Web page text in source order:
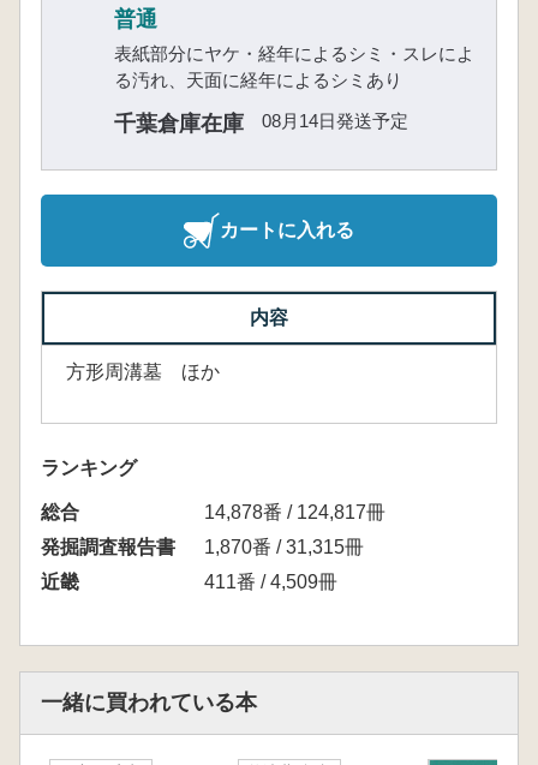
普通
表紙部分にヤケ・経年によるシミ・スレによ
る汚れ、天面に経年によるシミあり
千葉倉庫在庫 08月14日発送予定
カートに入れる
内容
方形周溝墓 ほか
ランキング
総合
14,878番 / 124,817冊
発掘調査報告書
1,870番 / 31,315冊
近畿
411番 / 4,509冊
一緒に買われている本